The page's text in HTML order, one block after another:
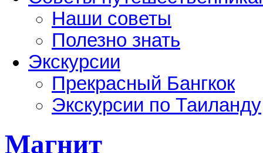
Наши советы
Полезно знать
Экскурсии
Прекрасный Бангкок
Экскурсии по Таиланду
Магнит